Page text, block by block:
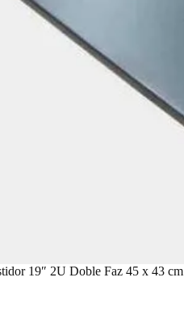
19″ 2U Doble Faz 45 x 43 cm